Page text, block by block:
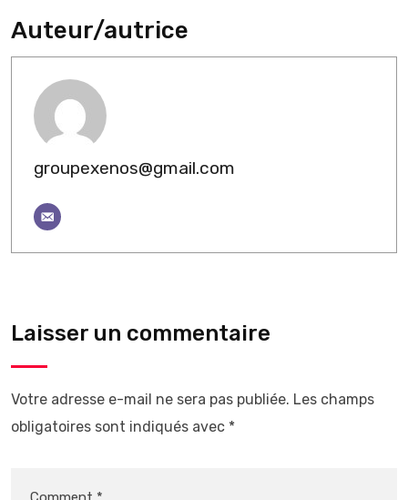
Auteur/autrice
groupexenos@gmail.com
Laisser un commentaire
Votre adresse e-mail ne sera pas publiée. Les champs
obligatoires sont indiqués avec *